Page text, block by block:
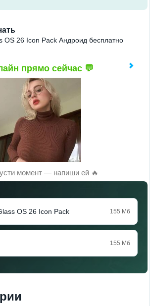
OS 26 Icon Pack Андроид бесплатно
прямо сейчас 💬
момент — напиши ей 🔥
OS 26 Icon Pack 155 Мб
155 Мб